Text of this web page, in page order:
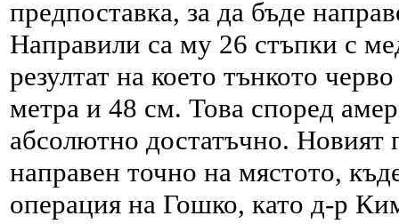
предпоставка, за да бъде
Направили са му 26 стъпки с
резултат на което тънкото
метра и 48 см. Това според
абсолютно достатъчно. Новият
направен точно на мястото,
операция на Гошко, като д-р